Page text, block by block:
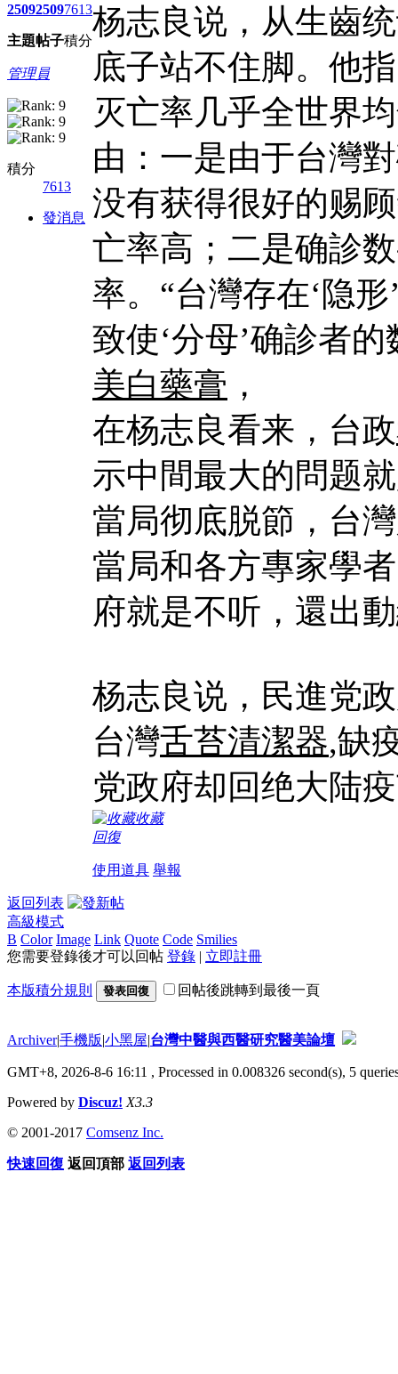
2509
主題
2509
帖子
7613
積分
管理員
積分
7613
發消息
杨志良说，从生齒
底子站不住脚。他
灭亡率几乎全世界
由：一是由于台灣
没有获得很好的赐
亡率高；二是确診
率。“台灣存在‘隐
致使‘分母’确診者
美白藥膏 ，
在杨志良看来，台政
示中間最大的問题
當局彻底脱節，台
當局和各方專家學
府就是不听，還出
杨志良说，民進党
台灣舌苔清潔器,缺
党政府却回绝大陆
收藏
回復
使用道具 舉報
返回列表
高級模式
B Color Image Link Quote Code Smilies
您需要登錄後才可以回帖 登錄 | 立即註冊
本版積分規則 發表回復 回帖後跳轉到最後一頁
Archiver|手機版|小黑屋|台灣中醫與西醫研究醫美論壇
GMT+8, 2026-8-6 16:11 , Processed in 0.008326 second(s), 5
Powered by Discuz! X3.3
© 2001-2017 Comsenz Inc.
快速回復 返回頂部 返回列表